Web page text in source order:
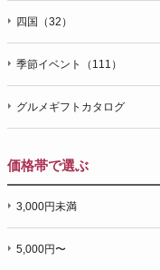
四国（32）
季節イベント（111）
グルメギフトカタログ
価格帯で選ぶ
3,000円未満
5,000円〜